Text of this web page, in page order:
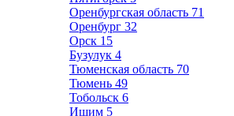
Оренбургская область 71
Оренбург 32
Орск 15
Бузулук 4
Тюменская область 70
Тюмень 49
Тобольск 6
Ишим 5